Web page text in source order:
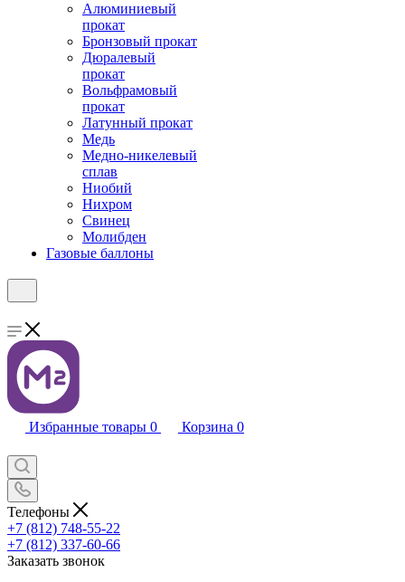
Алюминиевый
прокат
Бронзовый прокат
Дюралевый
прокат
Вольфрамовый
прокат
Латунный прокат
Медь
Медно-никелевый
сплав
Ниобий
Нихром
Свинец
Молибден
Газовые баллоны
Избранные товары 0 Корзина 0
Телефоны
+7 (812) 748-55-22
+7 (812) 337-60-66
Заказать звонок